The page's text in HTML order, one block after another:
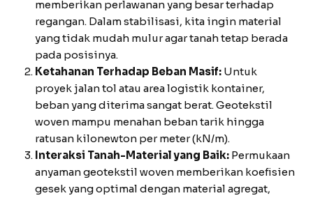
memberikan perlawanan yang besar terhadap
regangan. Dalam stabilisasi, kita ingin material
yang tidak mudah mulur agar tanah tetap berada
pada posisinya.
Ketahanan Terhadap Beban Masif: Untuk
proyek jalan tol atau area logistik kontainer,
beban yang diterima sangat berat. Geotekstil
woven mampu menahan beban tarik hingga
ratusan kilonewton per meter (kN/m).
Interaksi Tanah-Material yang Baik: Permukaan
anyaman geotekstil woven memberikan koefisien
gesek yang optimal dengan material agregat,